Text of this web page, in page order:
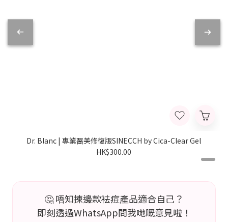
Dr. Blanc | 專業醫美修復版SINECCH by Cica-Clear Gel
HK$300.00
🤔 唔知揀邊款袪痘產品適合自己？
即刻透過WhatsApp問我哋嘅意見啦！